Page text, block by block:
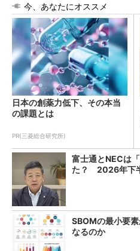
今、あなたにオススメ
日本の創薬力低下、その本当
の課題とは
PR(三菱総合研究所)
富士通とNECは
た？ 2026年下
SBOMの最小要
なるのか